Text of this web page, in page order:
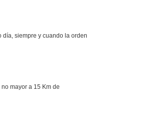
día, siempre y cuando la orden
mayor a 15 Km de